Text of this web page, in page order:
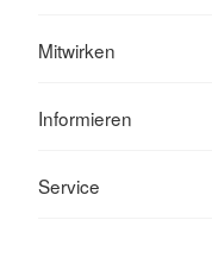
Mitwirken
Informieren
Service